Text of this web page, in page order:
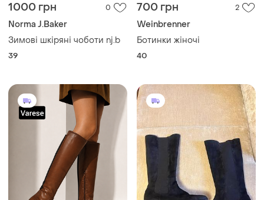
1000 грн 0
Norma J.Baker
Зимові шкіряні чоботи nj.b
39
700 грн 2
Weinbrenner
Ботинки жіночі
40